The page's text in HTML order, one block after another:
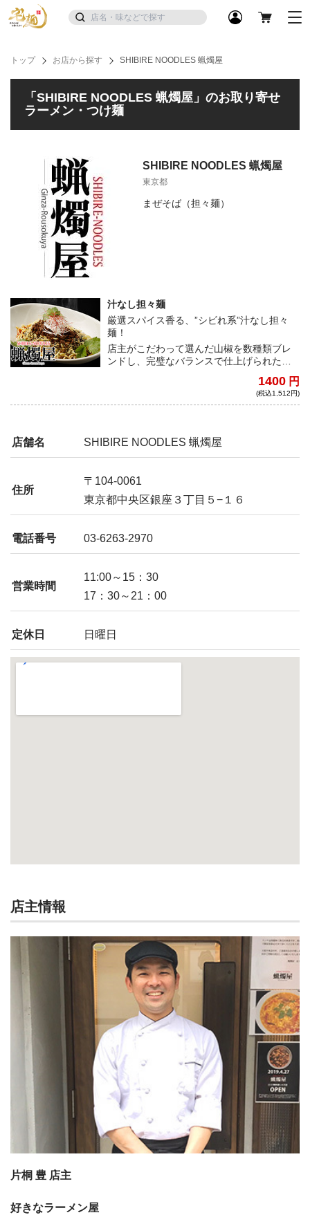
トップ お店から探す SHIBIRE NOODLES 蝋燭屋
「SHIBIRE NOODLES 蝋燭屋」のお取り寄せ
ラーメン・つけ麺
SHIBIRE NOODLES 蝋燭屋
東京都
まぜそば（担々麺）
汁なし担々麺
厳選スパイス香る、”シビれ系”汁なし担々
麺！
店主がこだわって選んだ山椒を数種類ブレ
ンドし、完璧なバランスで仕上げられた蝋
べたものを”シビれ”の世界に魅了する！
1400 円
(税込1,512円)
店舗名 SHIBIRE NOODLES 蝋燭屋
住所
〒104-0061
東京都中央区銀座３丁目５−１６
電話番号 03-6263-2970
営業時間
11:00～15：30
17：30～21：00
定休日 日曜日
店主情報
片桐 豊 店主
好きなラーメン屋